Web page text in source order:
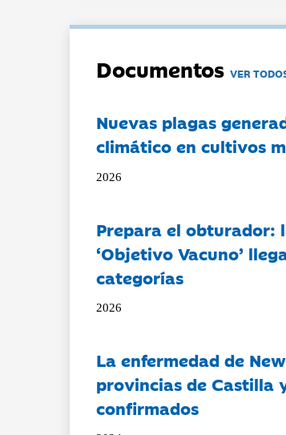
DocumentosVER
Nuevas plagas
climático en cultivos
2026
Prepara el obturador:
‘Objetivo Vacuno’
categorías
2026
La enfermedad de
provincias de Castilla
confirmados